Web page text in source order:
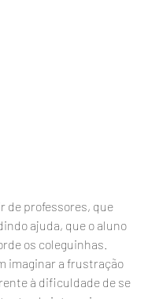
de professores, que
ajuda, que o aluno
os coleguinhas.
imaginar a frustração
à dificuldade de se